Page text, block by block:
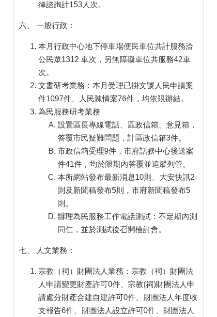
律諮詢計153人次。
六、 一般行政：
本月行政中心地下停車場便民車位共計服務洽
公民眾1312 車次，另無障礙車位共服務42車
次。
文書研考業務：本月受理已掛文號人民申請案
件1097件、人民陳情案76件，均依限辦結。
為民服務研考業務
設置區長專線電話、區政信箱、意見箱，
答覆市民疑難問題，計區政信箱3件。
市政信箱受理9件，市府話務中心後送案
件41件，均於限期內答覆並追蹤列管。
本所網站發布最新消息10則、大安快訊2
則及新聞稿發布5則，市府新聞稿發布5
則。
辦理為民服務工作電話測試：不定期內測
同仁，並於測試後召開檢討會。
七、 人文業務：
宗教（祠）財團法人業務：宗教（祠）財團法
人申請變更財產許可0件、宗教(祠)財團法人申
請處分財產合建自建許可0件、財團法人年度收
支報告6件、財團法人設立許可0件、財團法人